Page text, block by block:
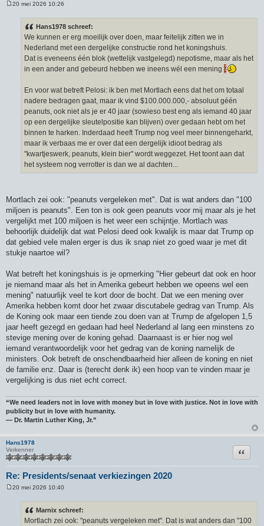
20 mei 2026 10:26
Hans1978 schreef:
We kunnen er erg moeilijk over doen, maar feitelijk zitten we in
Nederland met een dergelijke constructie rond het koningshuis.
Dat is eveneens één blok (wettelijk vastgelegd) nepotisme, maar als het
in een ander and gebeurd hebben we ineens wél een mening
En voor wat betreft Pelosi: ik ben met Mortlach eens dat het om totaal
nadere bedragen gaat, maar ik vind $100.000.000,- absoluut géén
peanuts, ook niet als je er 40 jaar (sowieso best eng als iemand 40 jaar
op een dergelijke sleutelpositie kan blijven) over gedaan hebt om het
binnen te harken. Inderdaad heeft Trump nog veel meer binnengeharkt,
maar ik verbaas me er over dat een dergelijk idioot bedrag als
"kwartjeswerk, peanuts, klein bier" wordt weggezet. Het toont aan dat
het systeem nog verrotter is dan we al dachten...
Mortlach zei ook: "peanuts vergeleken met". Dat is wat anders dan "100
miljoen is peanuts". Een ton is ook geen peanuts voor mij maar als je het
vergelijkt met 100 miljoen is het weer een schijntje. Mortlach was
behoorlijk duidelijk dat wat Pelosi deed ook kwalijk is maar dat Trump op
dat gebied vele malen erger is dus ik snap niet zo goed waar je met dit
stukje naartoe wil?
Wat betreft het koningshuis is je opmerking "Hier gebeurt dat ook en hoor
je niemand maar als het in Amerika gebeurt hebben we opeens wel een
mening" natuurlijk veel te kort door de bocht. Dat we een mening over
Amerika hebben komt door het zwaar discutabele gedrag van Trump. Als
de Koning ook maar een tiende zou doen van at Trump de afgelopen 1,5
jaar heeft gezegd en gedaan had heel Nederland al lang een minstens zo
stevige mening over de koning gehad. Daarnaast is er hier nog wel
iemand verantwoordelijk voor het gedrag van de koning namelijk de
ministers. Ook betreft de onschendbaarheid hier alleen de koning en niet
de familie enz. Daar is (terecht denk ik) een hoop van te vinden maar je
vergelijking is dus niet echt correct.
“We need leaders not in love with money but in love with justice. Not in love with
publicity but in love with humanity.
― Dr. Martin Luther King, Jr.”
Hans1978
Verkenner
Re: Presidents/senaat verkiezingen 2020
Citeer
20 mei 2026 10:40
Marnix schreef:
Mortlach zei ook: "peanuts vergeleken met". Dat is wat anders dan "100